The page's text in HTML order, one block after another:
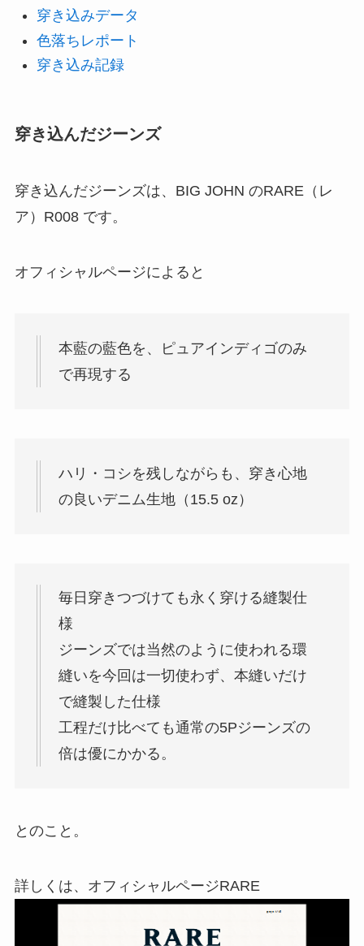
穿き込みデータ
色落ちレポート
穿き込み記録
穿き込んだジーンズ
穿き込んだジーンズは、BIG JOHN のRARE（レ
ア）R008 です。
オフィシャルページによると
本藍の藍色を、ピュアインディゴのみ
で再現する
ハリ・コシを残しながらも、穿き心地
の良いデニム生地（15.5 oz）
毎日穿きつづけても永く穿ける縫製仕
様
ジーンズでは当然のように使われる環
縫いを今回は一切使わず、本縫いだけ
で縫製した仕様
工程だけ比べても通常の5Pジーンズの
倍は優にかかる。
とのこと。
詳しくは、オフィシャルページRARE